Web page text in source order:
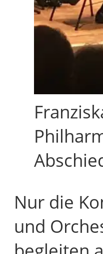
Nur die
und